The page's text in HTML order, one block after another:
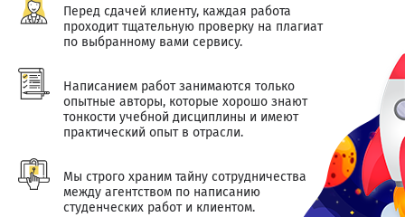
Перед сдачей клиенту, каждая работа
проходит тщательную проверку на плагиат
по выбранному вами сервису.
Написанием работ занимаются только
опытные авторы, которые хорошо знают
тонкости учебной дисциплины и имеют
практический опыт в отрасли.
Мы строго храним тайну сотрудничества
между агентством по написанию
студенческих работ и клиентом.